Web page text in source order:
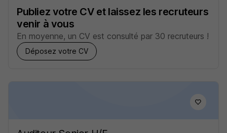
Publiez votre CV et laissez les recruteurs
venir à vous
En moyenne, un CV est consulté par 30 recruteurs !
Déposez votre CV